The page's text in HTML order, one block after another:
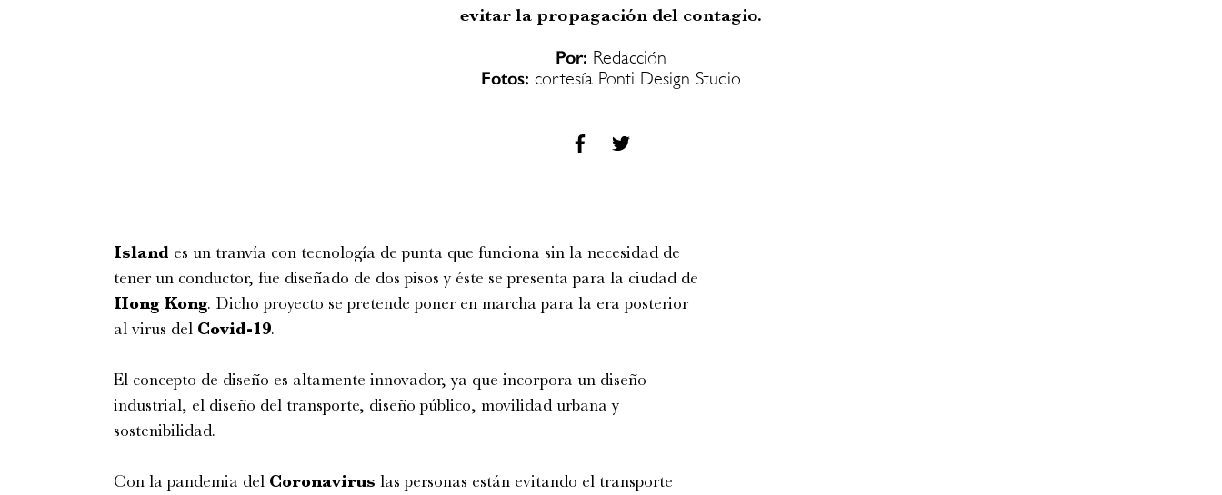
evitar la propagación del contagio.
Por: Redacción
Fotos: cortesía Ponti Design Studio
Island es un tranvía con tecnología de punta que funciona sin la necesidad de
tener un conductor, fue diseñado de dos pisos y éste se presenta para la ciudad de
Hong Kong. Dicho proyecto se pretende poner en marcha para la era posterior
al virus del Covid-19.
El concepto de diseño es altamente innovador, ya que incorpora un diseño
industrial, el diseño del transporte, diseño público, movilidad urbana y
sostenibilidad.
Con la pandemia del Coronavirus las personas están evitando el transporte